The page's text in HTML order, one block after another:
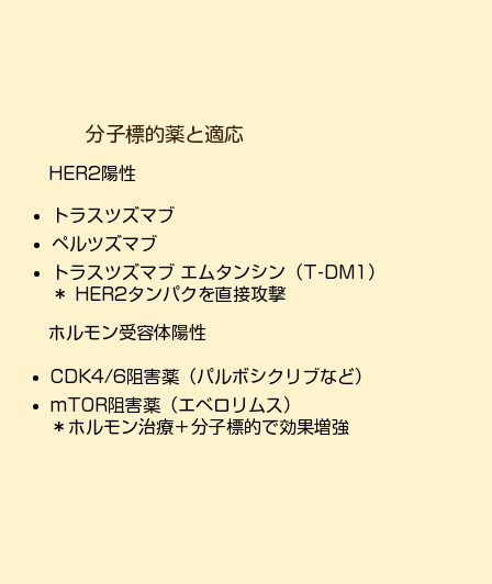
分子標的薬と適応
HER2陽性
トラスツズマブ
ペルツズマブ
トラスツズマブ エムタンシン（T-DM1）
＊ HER2タンパクを直接攻撃
ホルモン受容体陽性
CDK4/6阻害薬（パルボシクリブなど）
mTOR阻害薬（エベロリムス）
＊ホルモン治療＋分子標的で効果増強